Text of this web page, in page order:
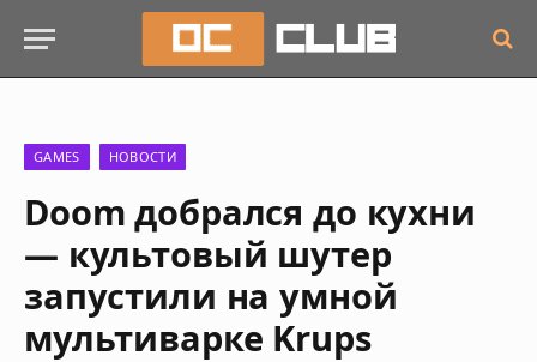
GAMES НОВОСТИ
Doom добрался до кухни
— культовый шутер
запустили на умной
мультиварке Krups